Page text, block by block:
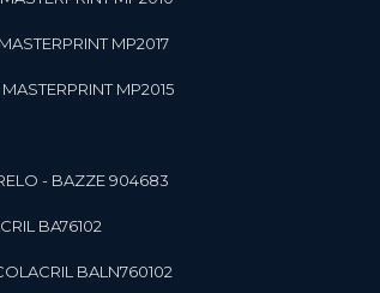
MP2017
MP2015
- BAZZE 904683
BA76102
BALN760102